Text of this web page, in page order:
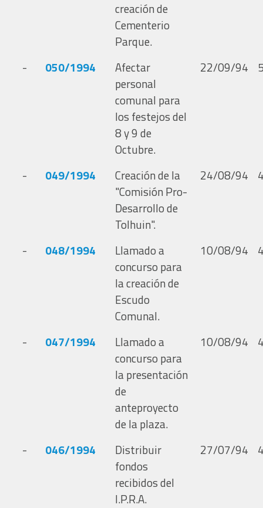
creación de
Cementerio
Parque.
-
050/1994
Afectar
personal
comunal para
los festejos del
8 y 9 de
Octubre.
22/09/94
- 049/1994
Creación de la
"Comisión Pro-
Desarrollo de
Tolhuin".
24/08/94
- 048/1994
Llamado a
concurso para
la creación de
Escudo
Comunal.
10/08/94
- 047/1994
Llamado a
concurso para
la presentación
de
anteproyecto
de la plaza.
10/08/94
- 046/1994
Distribuir
fondos
recibidos del
I.P.R.A.
27/07/94